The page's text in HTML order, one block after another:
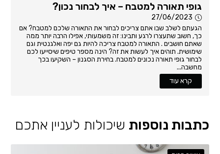
גופי תאורה למטבח – איך לבחור נכון?
27/06/2023
הגעתם לשלב שבו אתם צריכים לבחור את התאורה שלכם למטבח? אם
כך, חשוב שתעצרו לרגע ותבינו: זה משמעותי, אפילו הרבה יותר ממה
שאתם חושבים . התאורה למטבח צריכה להיות גם יפה ואלגנטית וגם
שימושית. תוהים איך לעשות את זה? הינה מספר טיפים שיסייעו לכם
לבחור גופי תאורה נכונים למטבח. בחירת הסגנון – השקיעו בכך
מחשבה...
קרא עוד
כתבות נוספות שיכולות לעניין אתכם